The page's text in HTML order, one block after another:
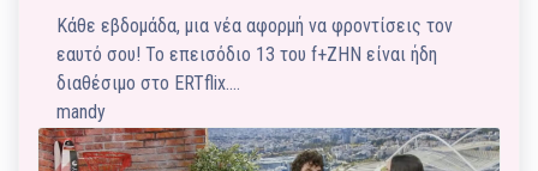
Κάθε εβδομάδα, μια νέα αφορμή να φροντίσεις τον
εαυτό σου! Το επεισόδιο 13 του f+ΖΗΝ είναι ήδη
διαθέσιμο στο ERTflix.…
mandy